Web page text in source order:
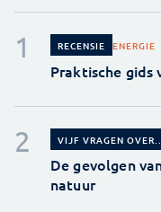
RECENSIE ENERGIE
Praktische
VIJF VRAGEN OVER...
De gevolgen
natuur